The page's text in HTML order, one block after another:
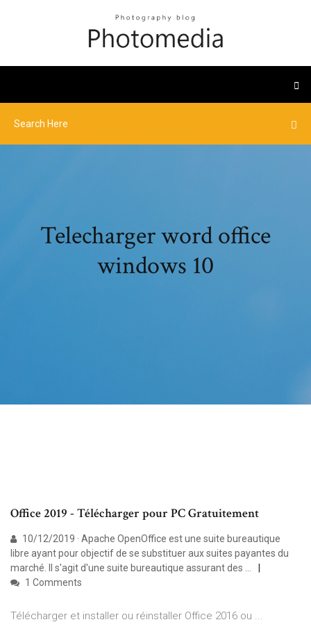
Telecharger word office
windows 10
Office 2019 - Télécharger pour PC Gratuitement
10/12/2019 · Apache OpenOffice est une suite bureautique
libre ayant pour objectif de se substituer aux suites payantes du
marché. Il s'agit d'une suite bureautique assurant des …
1 Comments
Télécharger et installer ou réinstaller Office 2016 ou ...